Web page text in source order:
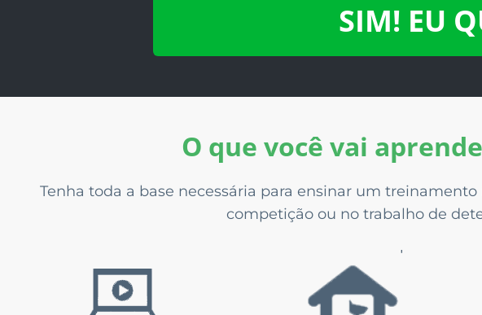
SIM! EU
O que você vai
Tenha toda a base necessária para ensinar um
competição ou no trabalho de